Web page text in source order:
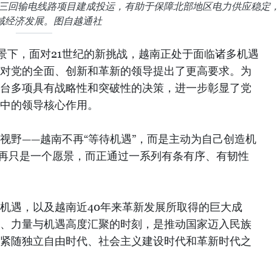
输电线路项目建成投运，有助于保障北部地区电力供应稳定，
经济发展。图自越通社
，面对21世纪的新挑战，越南正处于面临诸多机遇
党的全面、创新和革新的领导提出了更高要求。为
多项具有战略性和突破性的决策，进一步彰显了党
的领导核心作用。
野——越南不再“等待机遇”，而是主动为自己创造机
只是一个愿景，而正通过一系列有条有序、有韧性
遇，以及越南近40年来革新发展所取得的巨大成
力量与机遇高度汇聚的时刻，是推动国家迈入民族
随独立自由时代、社会主义建设时代和革新时代之